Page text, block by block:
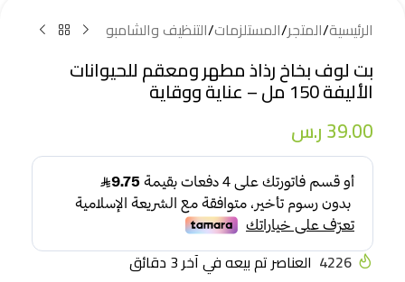
الرئيسية/المتجر/المستلزمات/التنظيف والشامبو
بت لوف بخاخ رذاذ مطهر ومعقم للحيوانات
الأليفة 150 مل – عناية ووقاية
39.00ر.س
4226 العناصر تم بيعه في آخر 3 دقائق